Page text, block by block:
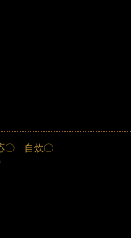
〇 自炊〇